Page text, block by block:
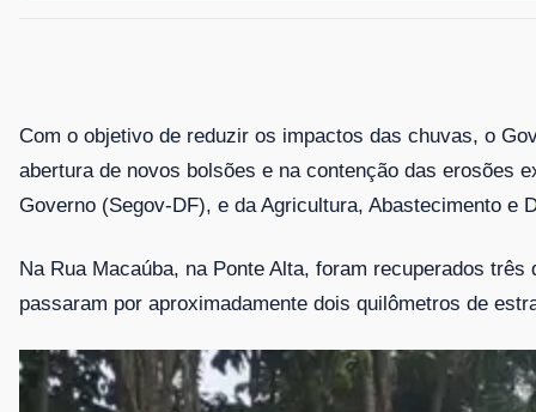
Com o objetivo de reduzir os impactos das chuvas, o
abertura de novos bolsões e na contenção das erosões
Governo (Segov-DF), e da Agricultura, Abastecimento e
Na Rua Macaúba, na Ponte Alta, foram recuperados
passaram por aproximadamente dois quilômetros de